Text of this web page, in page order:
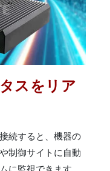
スをリア
続すると、機器の
制御サイトに自動